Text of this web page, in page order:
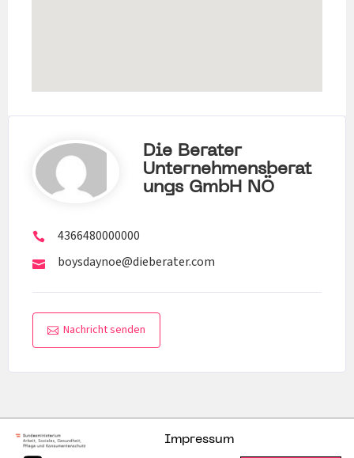
Die Berater
Unternehmensberat
Ungs GmbH NÖ
4366480000000
boysdaynoe@dieberater.com
Nachricht senden
Impressum